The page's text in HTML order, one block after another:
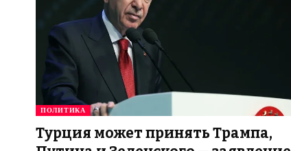
ПОЛИТИКА
Турция может принять Трампа,